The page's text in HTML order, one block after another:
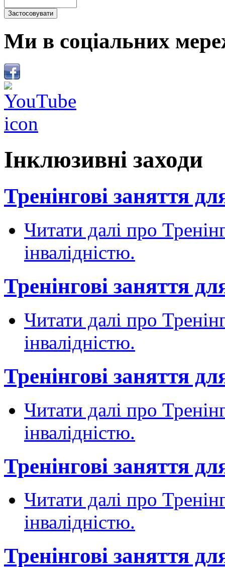
Ми в соціальних
Інклюзивні заходи
Тренінгові заняття
Читати далі про
інвалідністю.
Тренінгові заняття
Читати далі про
інвалідністю.
Тренінгові заняття
Читати далі про
інвалідністю.
Тренінгові заняття
Читати далі про
інвалідністю.
Тренінгові заняття